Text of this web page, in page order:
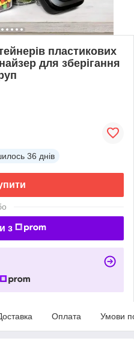
пластикових
для зберігання
36 днів
з
Оплата Умови